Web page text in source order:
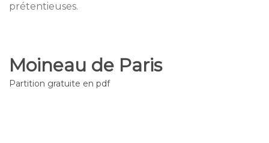
prétentieuses.
Moineau de Paris
Partition gratuite en pdf